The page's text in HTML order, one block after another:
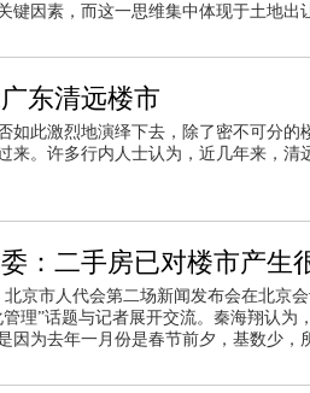
键因素，而这一思维集中体现于土地出
东清远楼市
如此激烈地演绎下去，除了密不可分
来。许多行内人士认为，近几年来，
：二手房已对楼市产生
北京市人代会第二场新闻发布会在北京
理”话题与记者展开交流。秦海翔认
因为去年一月份是春节前夕，基数少，